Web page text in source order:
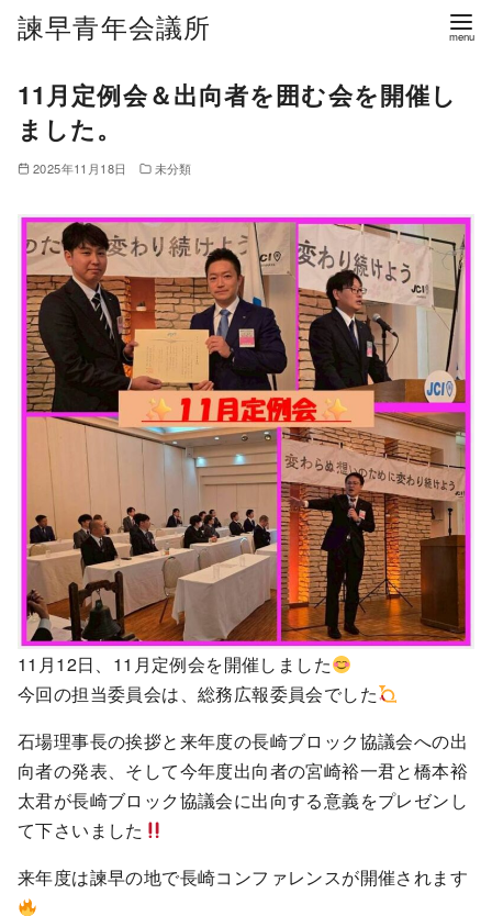
諫早青年会議所
11月定例会＆出向者を囲む会を開催し
ました。
2025年11月18日 未分類
11月12日、11月定例会を開催しました
今回の担当委員会は、総務広報委員会でした
石場理事長の挨拶と来年度の長崎ブロック協議会への出
向者の発表、そして今年度出向者の宮崎裕一君と橋本裕
太君が長崎ブロック協議会に出向する意義をプレゼンし
て下さいました
来年度は諫早の地で長崎コンファレンスが開催されます